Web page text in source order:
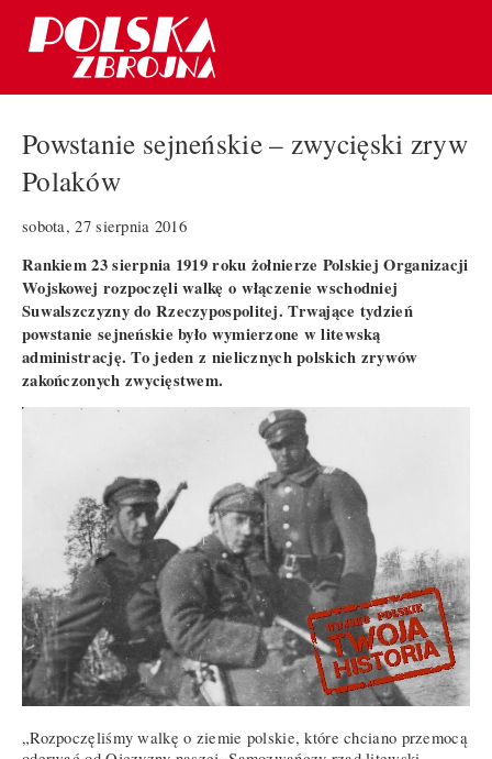
Powstanie sejneńskie – zwycięski zryw
Polaków
sobota, 27 sierpnia 2016
Rankiem 23 sierpnia 1919 roku żołnierze Polskiej Organizacji
Wojskowej rozpoczęli walkę o włączenie wschodniej
Suwalszczyzny do Rzeczypospolitej. Trwające tydzień
powstanie sejneńskie było wymierzone w litewską
administrację. To jeden z nielicznych polskich zrywów
zakończonych zwycięstwem.
„Rozpoczęliśmy walkę o ziemie polskie, które chciano przemocą